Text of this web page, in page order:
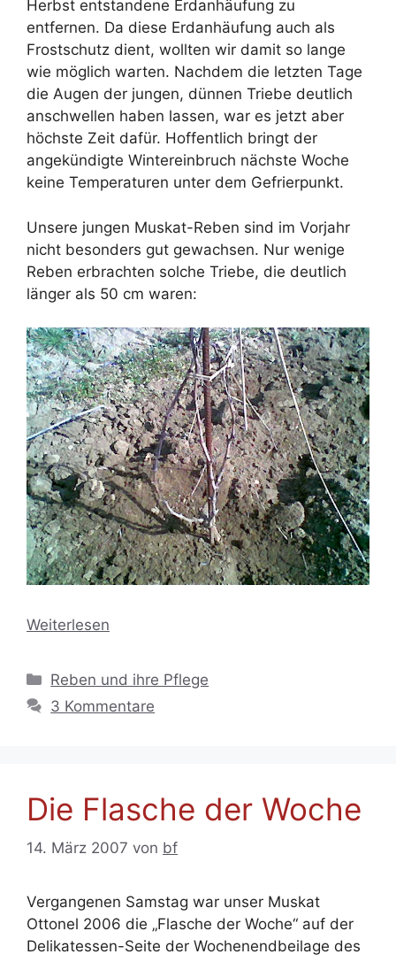
Herbst entstandene Erdanhäufung zu
entfernen. Da diese Erdanhäufung auch als
Frostschutz dient, wollten wir damit so lange
wie möglich warten. Nachdem die letzten Tage
die Augen der jungen, dünnen Triebe deutlich
anschwellen haben lassen, war es jetzt aber
höchste Zeit dafür. Hoffentlich bringt der
angekündigte Wintereinbruch nächste Woche
keine Temperaturen unter dem Gefrierpunkt.
Unsere jungen Muskat-Reben sind im Vorjahr
nicht besonders gut gewachsen. Nur wenige
Reben erbrachten solche Triebe, die deutlich
länger als 50 cm waren:
Weiterlesen
Kategorien
Reben und ihre Pflege
3 Kommentare
Die Flasche der Woche
14. März 2007 von bf
Vergangenen Samstag war unser Muskat
Ottonel 2006 die „Flasche der Woche“ auf der
Delikatessen-Seite der Wochenendbeilage des